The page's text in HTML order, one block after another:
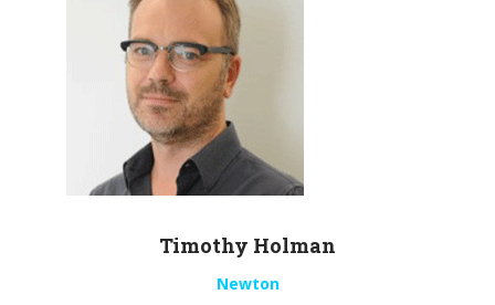
Timothy Holman
Newton